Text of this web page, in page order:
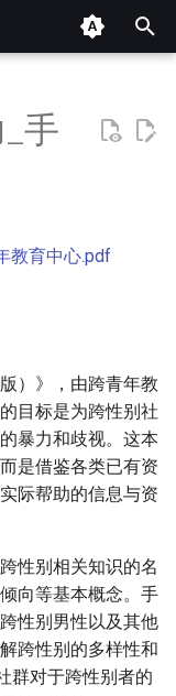
手
教育中心.pdf
）》，由跨青年教
目标是为跨性别社
暴力和歧视。这本
是借鉴各类已有资
际帮助的信息与资
性别相关知识的名
向等基本概念。手
性别男性以及其他
跨性别的多样性和
群对于跨性别者的